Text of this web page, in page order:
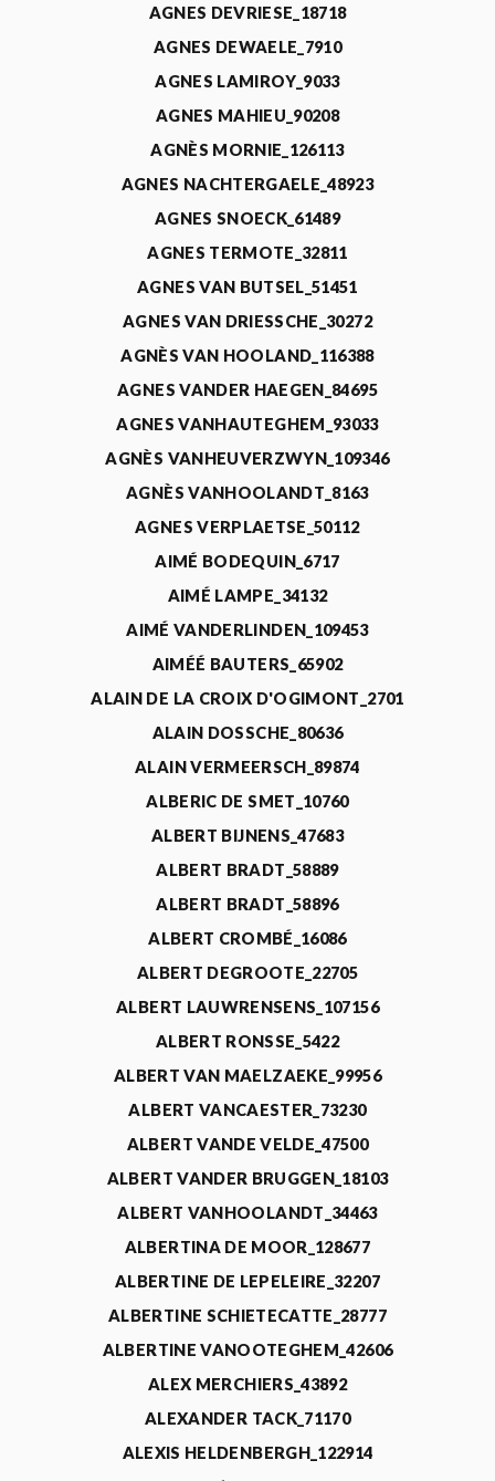
AGNES DEVRIESE_18718
AGNES DEWAELE_7910
AGNES LAMIROY_9033
AGNES MAHIEU_90208
AGNÈS MORNIE_126113
AGNES NACHTERGAELE_48923
AGNES SNOECK_61489
AGNES TERMOTE_32811
AGNES VAN BUTSEL_51451
AGNES VAN DRIESSCHE_30272
AGNÈS VAN HOOLAND_116388
AGNES VANDER HAEGEN_84695
AGNES VANHAUTEGHEM_93033
AGNÈS VANHEUVERZWYN_109346
AGNÈS VANHOOLANDT_8163
AGNES VERPLAETSE_50112
AIMÉ BODEQUIN_6717
AIMÉ LAMPE_34132
AIMÉ VANDERLINDEN_109453
AIMÉÉ BAUTERS_65902
ALAIN DE LA CROIX D'OGIMONT_2701
ALAIN DOSSCHE_80636
ALAIN VERMEERSCH_89874
ALBERIC DE SMET_10760
ALBERT BIJNENS_47683
ALBERT BRADT_58889
ALBERT BRADT_58896
ALBERT CROMBÉ_16086
ALBERT DEGROOTE_22705
ALBERT LAUWRENSENS_107156
ALBERT RONSSE_5422
ALBERT VAN MAELZAEKE_99956
ALBERT VANCAESTER_73230
ALBERT VANDE VELDE_47500
ALBERT VANDER BRUGGEN_18103
ALBERT VANHOOLANDT_34463
ALBERTINA DE MOOR_128677
ALBERTINE DE LEPELEIRE_32207
ALBERTINE SCHIETECATTE_28777
ALBERTINE VANOOTEGHEM_42606
ALEX MERCHIERS_43892
ALEXANDER TACK_71170
ALEXIS HELDENBERGH_122914